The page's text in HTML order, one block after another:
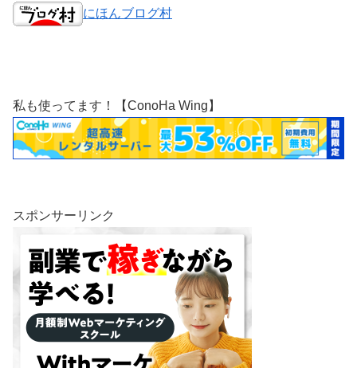
にほんブログ村
私も使ってます！【ConoHa Wing】
スポンサーリンク